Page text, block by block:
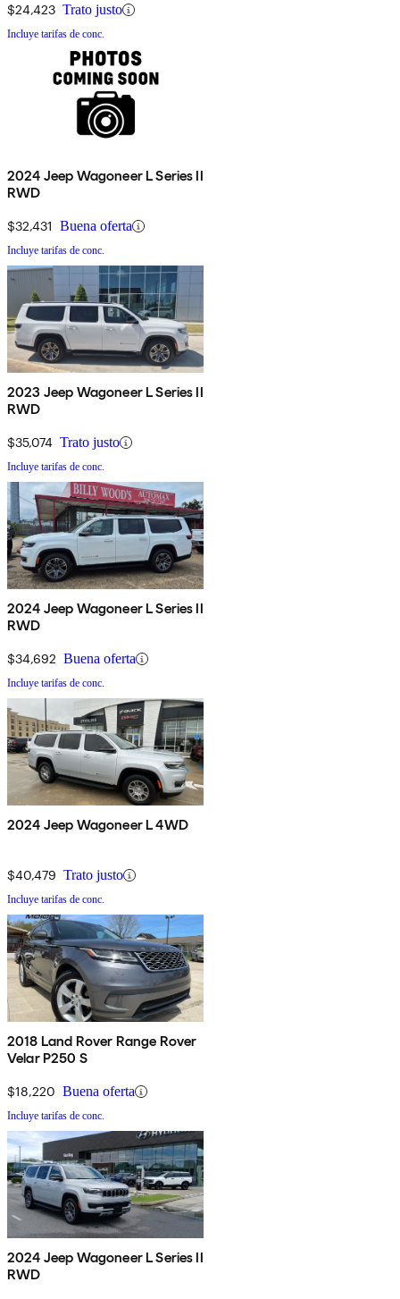
$24,423 Trato justo
Incluye tarifas de conc.
2024 Jeep Wagoneer L Series II
RWD
$32,431 Buena oferta
Incluye tarifas de conc.
2023 Jeep Wagoneer L Series II
RWD
$35,074 Trato justo
Incluye tarifas de conc.
2024 Jeep Wagoneer L Series II
RWD
$34,692 Buena oferta
Incluye tarifas de conc.
2024 Jeep Wagoneer L 4WD
$40,479 Trato justo
Incluye tarifas de conc.
2018 Land Rover Range Rover
Velar P250 S
$18,220 Buena oferta
Incluye tarifas de conc.
2024 Jeep Wagoneer L Series II
RWD